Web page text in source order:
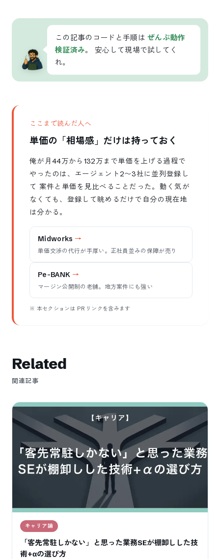
この記事のコードと手順はぜんぶ動作
検証済み。 安心して現場で試してく
れ。
ここまで読んだ人へ
単価の「相場感」だけは持っておく
俺が月44万から132万まで単価を上げる過程で
やったのは、エージェント2〜3社に並列登録し
て 案件と単価を見比べることだった。動く気が
なくても、登録して眺めるだけで自分の現在地
は分かる。
Midworks
単価交渉の代行が手厚い。正社員並みの保障が売り
Pe-BANK
マージン公開制の老舗。地方案件にも強い
※ 本セクションは PR リンクを含みます
Related
関連記事
キャリア論
「客先常駐しかない」と思った業務SEが棚卸しした技
術+αの選び方